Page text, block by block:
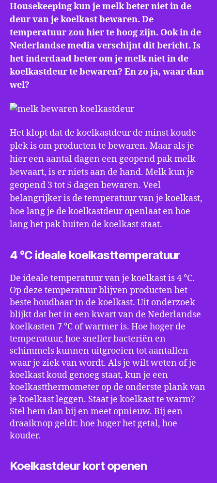
Housekeeping kun je melk beter niet in de
deur van je koelkast bewaren. De
temperatuur zou hier te hoog zijn. Ook in de
Nederlandse media verschijnt dit bericht. Is
het inderdaad beter om je melk niet in de
koelkastdeur te bewaren? En zo ja, waar dan
wel?
Het klopt dat de koelkastdeur de minst koude
plek is om producten te bewaren. Maar als je
hier een aantal dagen een geopend pak melk
bewaart, is er niets aan de hand. Melk kun je
geopend 3 tot 5 dagen bewaren. Veel
belangrijker is de temperatuur van je koelkast,
hoe lang je de koelkastdeur openlaat en hoe
lang het pak buiten de koelkast staat.
4 °C ideale koelkasttemperatuur
De ideale temperatuur van je koelkast is 4 °C.
Op deze temperatuur blijven producten het
beste houdbaar in de koelkast. Uit onderzoek
blijkt dat het in een kwart van de Nederlandse
koelkasten 7 °C of warmer is. Hoe hoger de
temperatuur, hoe sneller bacteriën en
schimmels kunnen uitgroeien tot aantallen
waar je ziek van wordt. Als je wilt weten of je
koelkast koud genoeg staat, kun je een
koelkastthermometer op de onderste plank van
je koelkast leggen. Staat je koelkast te warm?
Stel hem dan bij en meet opnieuw. Bij een
draaiknop geldt: hoe hoger het getal, hoe
kouder.
Koelkastdeur kort openen